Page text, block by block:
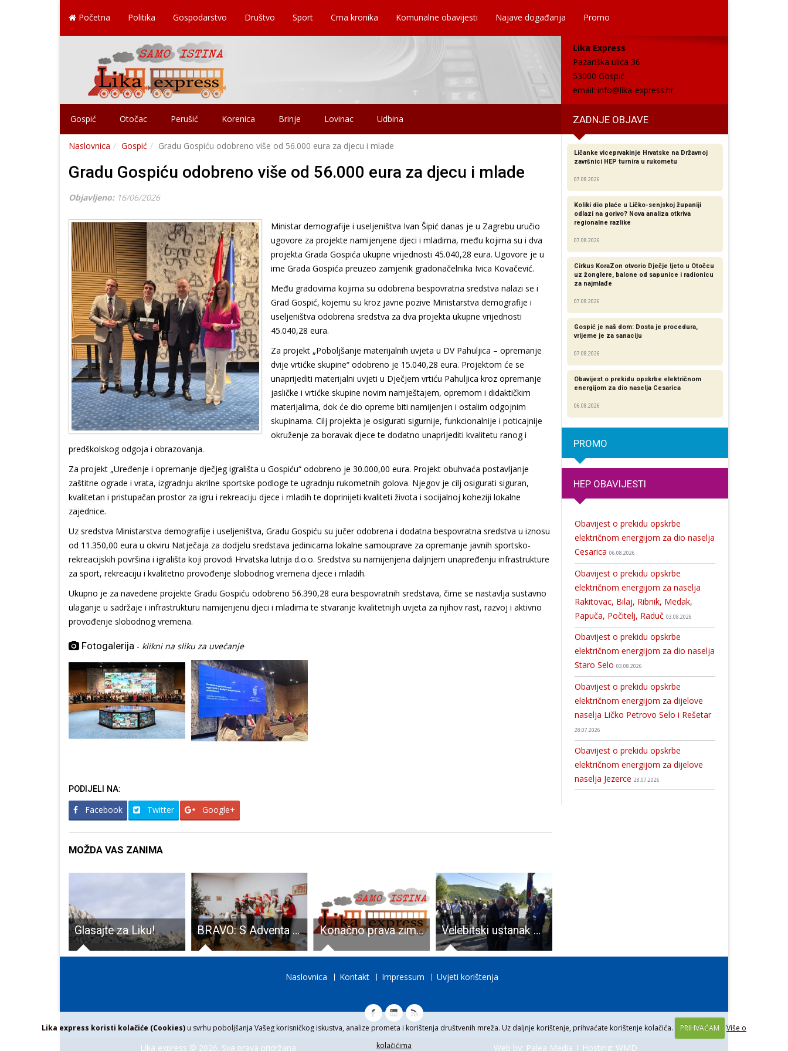
Lika express koristi kolačiće (Cookies) u svrhu poboljšanja Vašeg korisničkog iskustva, analize prometa i korištenja društvenih mreža. Uz daljnje korištenje, prihvaćate korištenje kolačića. PRIHVAĆAM
Više o
kolačićima
Početna Politika Gospodarstvo Društvo Sport Crna kronika Komunalne obavijesti Najave događanja Promo
Lika Express
Pazariška ulica 36
53000 Gospić
email: info@lika-express.hr
Gospić Otočac Perušić Korenica Brinje Lovinac Udbina ZADNJE OBJAVE
Naslovnica Gospić Gradu Gospiću odobreno više od 56.000 eura za djecu i mlade
Gradu Gospiću odobreno više od 56.000 eura za djecu i mlade
Objavljeno: 16/06/2026
Ministar demografije i useljeništva Ivan Šipić danas je u Zagrebu uručio
ugovore za projekte namijenjene djeci i mladima, među kojima su i dva
projekta Grada Gospića ukupne vrijednosti 45.040,28 eura. Ugovore je u
ime Grada Gospića preuzeo zamjenik gradonačelnika Ivica Kovačević.
Među gradovima kojima su odobrena bespovratna sredstva nalazi se i
Grad Gospić, kojemu su kroz javne pozive Ministarstva demografije i
useljeništva odobrena sredstva za dva projekta ukupne vrijednosti
45.040,28 eura.
Za projekt „Poboljšanje materijalnih uvjeta u DV Pahuljica – opremanje
dvije vrtićke skupine“ odobreno je 15.040,28 eura. Projektom će se
unaprijediti materijalni uvjeti u Dječjem vrtiću Pahuljica kroz opremanje
jasličke i vrtićke skupine novim namještajem, opremom i didaktičkim
materijalima, dok će dio opreme biti namijenjen i ostalim odgojnim
skupinama. Cilj projekta je osigurati sigurnije, funkcionalnije i poticajnije
okruženje za boravak djece te dodatno unaprijediti kvalitetu ranog i
predškolskog odgoja i obrazovanja.
Za projekt „Uređenje i opremanje dječjeg igrališta u Gospiću“ odobreno je 30.000,00 eura. Projekt obuhvaća postavljanje
zaštitne ograde i vrata, izgradnju akrilne sportske podloge te ugradnju rukometnih golova. Njegov je cilj osigurati siguran,
kvalitetan i pristupačan prostor za igru i rekreaciju djece i mladih te doprinijeti kvaliteti života i socijalnoj koheziji lokalne
zajednice.
Uz sredstva Ministarstva demografije i useljeništva, Gradu Gospiću su jučer odobrena i dodatna bespovratna sredstva u iznosu
od 11.350,00 eura u okviru Natječaja za dodjelu sredstava jedinicama lokalne samouprave za opremanje javnih sportsko-
rekreacijskih površina i igrališta koji provodi Hrvatska lutrija d.o.o. Sredstva su namijenjena daljnjem unapređenju infrastrukture
za sport, rekreaciju i kvalitetno provođenje slobodnog vremena djece i mladih.
Ukupno je za navedene projekte Gradu Gospiću odobreno 56.390,28 eura bespovratnih sredstava, čime se nastavlja sustavno
ulaganje u sadržaje i infrastrukturu namijenjenu djeci i mladima te stvaranje kvalitetnijih uvjeta za njihov rast, razvoj i aktivno
provođenje slobodnog vremena.
Fotogalerija - klikni na sliku za uvećanje
PODIJELI NA:
Facebook Twitter Google+
MOŽDA VAS ZANIMA
Glasajte za Liku! BRAVO: S Adventa u Mušaluku u dom za nezbrinutu djecu u Vinkovcima ide više od 8.000 kuna pomoći Konačno prava zima. U Gospiću jutros 70 centimetara snijega Velebitski ustanak bio je iskra kojom je upaljena kasnija hrvatska samostalnost
Ličanke viceprvakinje Hrvatske na Državnoj
završnici HEP turnira u rukometu
07.08.2026
Koliki dio plaće u Ličko-senjskoj županiji
odlazi na gorivo? Nova analiza otkriva
regionalne razlike​
07.08.2026
Cirkus KoraZon otvorio Dječje ljeto u Otočcu
uz žonglere, balone od sapunice i radionicu
za najmlađe
07.08.2026
Gospić je naš dom: Dosta je procedura,
vrijeme je za sanaciju
07.08.2026
Obavijest o prekidu opskrbe električnom
energijom za dio naselja Cesarica
06.08.2026
PROMO
HEP OBAVIJESTI
Obavijest o prekidu opskrbe
električnom energijom za dio naselja
Cesarica 06.08.2026
Obavijest o prekidu opskrbe
električnom energijom za naselja
Rakitovac, Bilaj, Ribnik, Medak,
Papuča, Počitelj, Raduč 03.08.2026
Obavijest o prekidu opskrbe
električnom energijom za dio naselja
Staro Selo 03.08.2026
Obavijest o prekidu opskrbe
električnom energijom za dijelove
naselja Ličko Petrovo Selo i Rešetar
28.07.2026
Obavijest o prekidu opskrbe
električnom energijom za dijelove
naselja Jezerce 28.07.2026
Naslovnica Kontakt Impressum Uvjeti korištenja
Lika express © 2026. Sva prava pridržana. Web by: Palea Media | Hosting: WMD